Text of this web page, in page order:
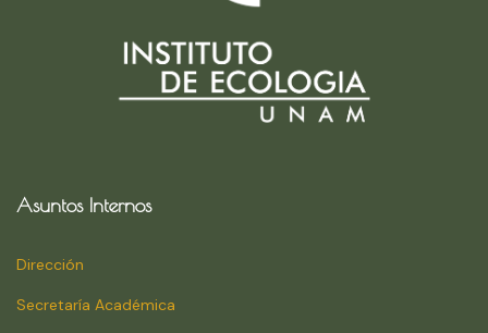
Asuntos Internos
Dirección
Secretaría Académica